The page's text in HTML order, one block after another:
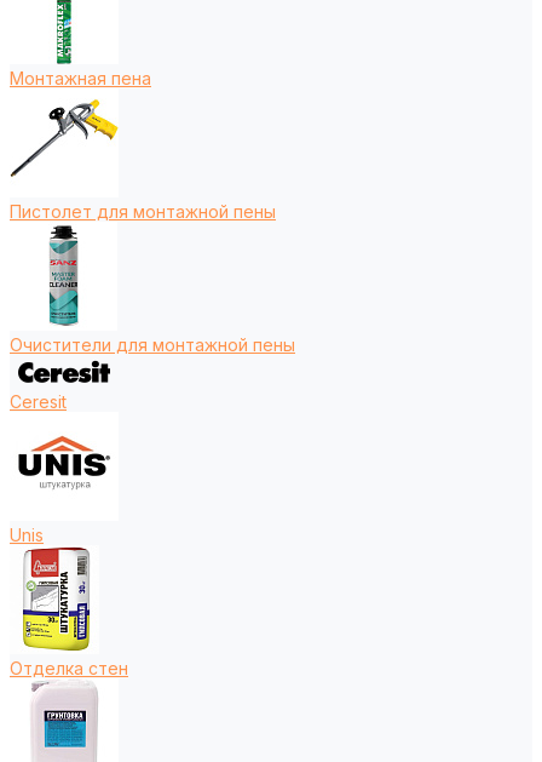
Монтажная пена
Пистолет для монтажной пены
Очистители для монтажной пены
Ceresit
Unis
Отделка стен